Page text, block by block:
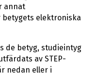
annat
elektroniska
de betyg, studieintyg
av STEP-
nedan eller i